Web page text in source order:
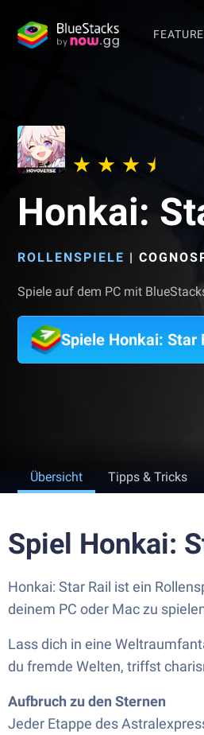
Honkai:
ROLLENSPIELE |
Spiele auf dem PC mit
Spiele Honkai: Star
Übersicht Tipps & Tricks
Spiel Honkai:
Honkai: Star Rail ist ein
deinem PC oder Mac zu
Lass dich in eine
du fremde Welten, triffst
Aufbruch zu den Sternen
Jeder Etappe des